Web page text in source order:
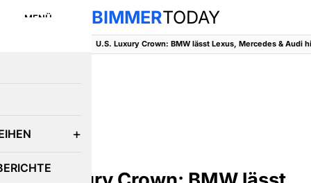
MENÜ BIMMERTODAY